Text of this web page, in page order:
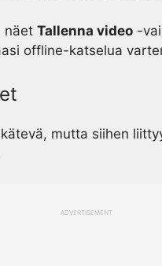
näet Tallenna video -
offline-katselua
mutta siihen
ADVERTISEMENT